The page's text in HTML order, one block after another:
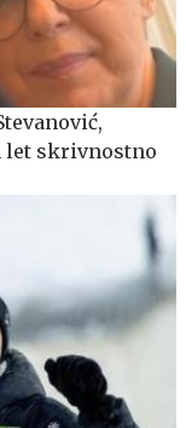
let skrivnostno